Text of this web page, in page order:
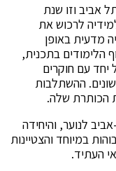
תל אביב וזו שנת
לרכוש את
מדעית באופן
הלימודים בתכנית,
עם חוקרים
ההשתלבות
הכותרת שלה.
לנוער, והיחידה
במיוחד והצטיינות
העתיד.